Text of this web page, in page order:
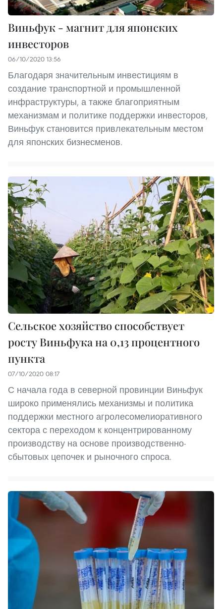
Виньфук - магнит для японских
инвесторов
06/10/2020 13:56
Благодаря значительным инвестициям в
создание транспортной и промышленной
инфраструктуры, а также благоприятным
механизмам и политике поддержки инвесторов,
Виньфук становится привлекательным местом
для японских бизнесменов.
Сельское хозяйство способствует
росту Виньфука на 0,13 процентного
пункта
07/10/2020 08:17
С начала года в северной провинции Виньфук
широко применялись механизмы и политика
поддержки местного агролесомелиоративного
сектора с переходом к концентрированному
производству на основе производственно-
сбытовых цепочек и рыночного спроса.